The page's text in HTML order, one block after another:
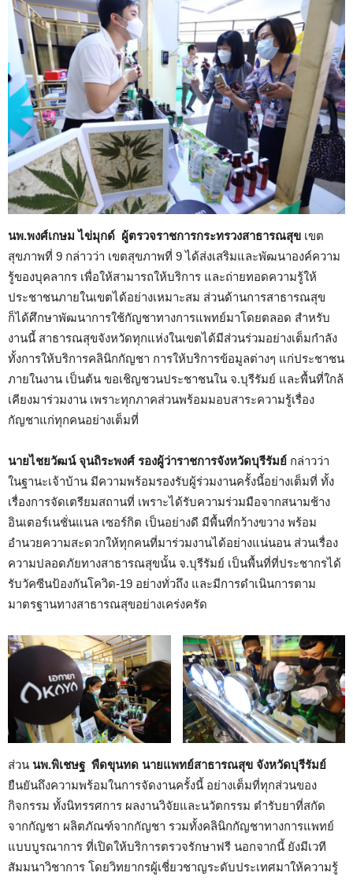
นพ.พงศ์เกษม ไข่มุกด์ ผู้ตรวจราชการกระทรวงสาธารณสุข เขต
สุขภาพที่ 9 กล่าวว่า เขตสุขภาพที่ 9 ได้ส่งเสริมและพัฒนาองค์ความ
รู้ของบุคลากร เพื่อให้สามารถให้บริการ และถ่ายทอดความรู้ให้
ประชาชนภายในเขตได้อย่างเหมาะสม ส่วนด้านการสาธารณสุข
ก็ได้ศึกษาพัฒนาการใช้กัญชาทางการแพทย์มาโดยตลอด สำหรับ
งานนี้ สาธารณสุขจังหวัดทุกแห่งในเขตได้มีส่วนร่วมอย่างเต็มกำลัง
ทั้งการให้บริการคลินิกกัญชา การให้บริการข้อมูลต่างๆ แก่ประชาชน
ภายในงาน เป็นต้น ขอเชิญชวนประชาชนใน จ.บุรีรัมย์ และพื้นที่ใกล้
เคียงมาร่วมงาน เพราะทุกภาคส่วนพร้อมมอบสาระความรู้เรื่อง
กัญชาแก่ทุกคนอย่างเต็มที่
นายไชยวัฒน์ จุนถิระพงศ์ รองผู้ว่าราชการจังหวัดบุรีรัมย์ กล่าวว่า
ในฐานะเจ้าบ้าน มีความพร้อมรองรับผู้ร่วมงานครั้งนี้อย่างเต็มที่ ทั้ง
เรื่องการจัดเตรียมสถานที่ เพราะได้รับความร่วมมือจากสนามช้าง
อินเตอร์เนชั่นแนล เซอร์กิต เป็นอย่างดี มีพื้นที่กว้างขวาง พร้อม
อำนวยความสะดวกให้ทุกคนที่มาร่วมงานได้อย่างแน่นอน ส่วนเรื่อง
ความปลอดภัยทางสาธารณสุขนั้น จ.บุรีรัมย์ เป็นพื้นที่ที่ประชากรได้
รับวัคซีนป้องกันโควิด-19 อย่างทั่วถึง และมีการดำเนินการตาม
มาตรฐานทางสาธารณสุขอย่างเคร่งครัด
ส่วน นพ.พิเชษฐ พืดขุนทด นายแพทย์สาธารณสุข จังหวัดบุรีรัมย์
ยืนยันถึงความพร้อมในการจัดงานครั้งนี้ อย่างเต็มที่ทุกส่วนของ
กิจกรรม ทั้งนิทรรศการ ผลงานวิจัยและนวัตกรรม ตำรับยาที่สกัด
จากกัญชา ผลิตภัณฑ์จากกัญชา รวมทั้งคลินิกกัญชาทางการแพทย์
แบบบูรณาการ ที่เปิดให้บริการตรวจรักษาฟรี นอกจากนี้ ยังมีเวที
สัมมนาวิชาการ โดยวิทยากรผู้เชี่ยวชาญระดับประเทศมาให้ความรู้